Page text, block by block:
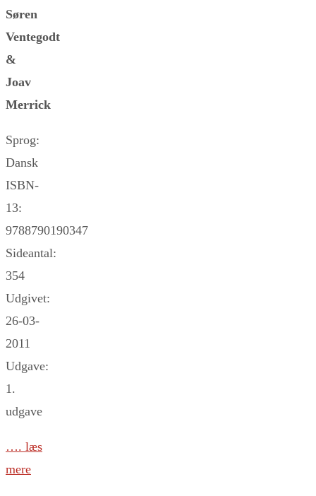
Søren
Ventegodt
&
Joav
Merrick
Sprog:
Dansk
ISBN-
13:
9788790190347
Sideantal:
354
Udgivet:
26-03-
2011
Udgave:
1.
udgave
…. læs
mere